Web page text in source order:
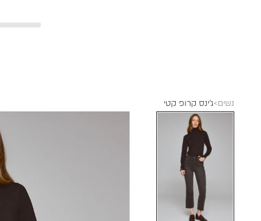
נשים ג'ינס קרופ קטי